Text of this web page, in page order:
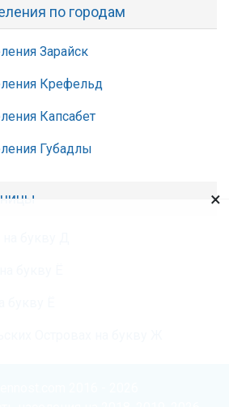
по городам
Зарайск
Крефельд
Капсабет
Губадлы
×